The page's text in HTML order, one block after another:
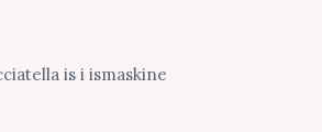
is i ismaskine